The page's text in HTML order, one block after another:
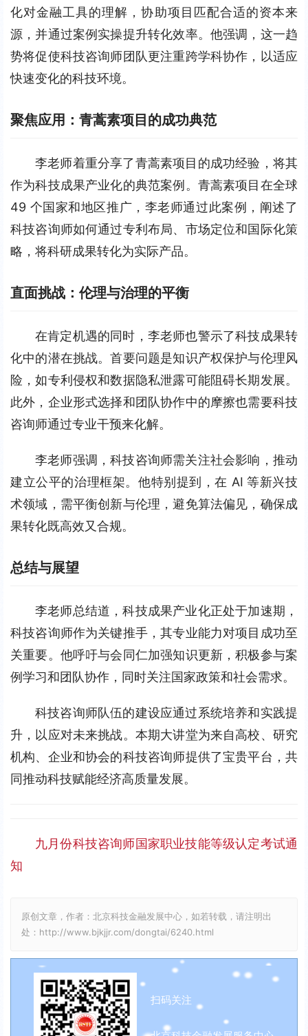
化对金融工具的理解，协助项目匹配合适的资本来
源，并通过案例实操提升转化效率。他强调，这一趋
势将促使科技咨询师团队更注重跨学科协作，以适应
快速变化的科技环境。
聚焦应用：青蒿素项目的成功典范
李老师着重分享了青蒿素项目的成功经验，将其
作为科技成果产业化的典范案例。青蒿素项目在全球
49 个国家和地区推广，李老师通过此案例，阐述了
科技咨询师如何通过专利布局、市场定位和国际化策
略，将科研成果转化为实际产品。
直面挑战：伦理与治理的平衡
在肯定机遇的同时，李老师也警示了科技成果转
化中的潜在挑战。首要问题是知识产权保护与伦理风
险，如专利侵权和数据隐私泄露可能阻碍长期发展。
此外，企业形式选择和团队协作中的摩擦也需要科技
咨询师通过专业干预来化解。
李老师强调，科技咨询师需关注社会影响，推动
建立公平的治理框架。他特别提到，在 AI 等新兴技
术领域，需平衡创新与伦理，避免算法偏见，确保成
果转化既高效又合规。
总结与展望
李老师总结道，科技成果产业化正处于加速期，
科技咨询师作为关键推手，其专业能力对项目成功至
关重要。他呼吁与会同仁加强知识更新，积极参与案
例学习和团队协作，同时关注国家政策和社会需求。
科技咨询师队伍的建设应通过系统培养和实践提
升，以应对未来挑战。本期大讲堂为来自高校、研究
机构、企业和协会的科技咨询师提供了宝贵平台，共
同推动科技赋能经济高质量发展。
九月份科技咨询师国家职业技能等级认定考试通
知
原创文章，作者：北京科技金融发展中心，如若转载，请注明出
处：http://www.bjkjjr.com/dongtai/6240.html
扫码关注